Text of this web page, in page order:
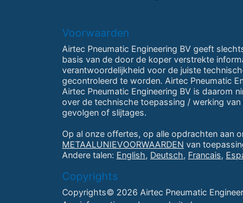
Voorwaarden
Airtec Pneumatic Engineering BV geeft
basis van de door de koper verstrekte
verantwoordelijkheid voor de juiste
gecontroleerd te worden. Airtec Pneumatic
Airtec Pneumatic Engineering BV is daarom
over de technische toepassing / werking
gevolgen of slijtages.
Op al onze offertes, op alle opdrachten aan
METAALUNIEVOORWAARDEN van
Andere talen: English, Deutsch, Francais,
Copyrights
Copyrights© 2026 Airtec Pneumatic